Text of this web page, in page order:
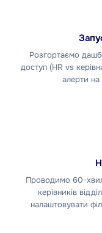
Розгортаємо
доступ (HR vs
алерти на
Проводимо 60-
керівників
налаштовувати